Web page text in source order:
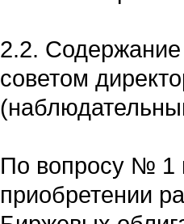
2.2.
советом
По вопросу № 1
приобретении